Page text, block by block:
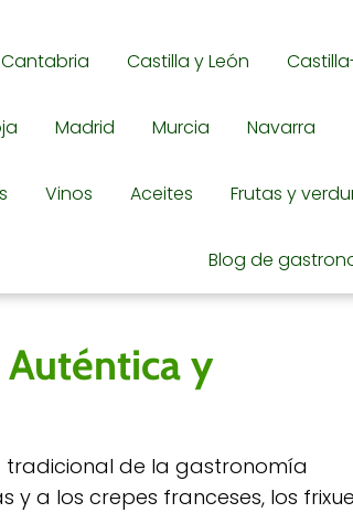
Cantabria Castilla y León
Madrid Murcia Navarra
Vinos Aceites Frutas y
Blog de
Auténtica y
tradicional de la gastronomía
y a los crepes franceses, los